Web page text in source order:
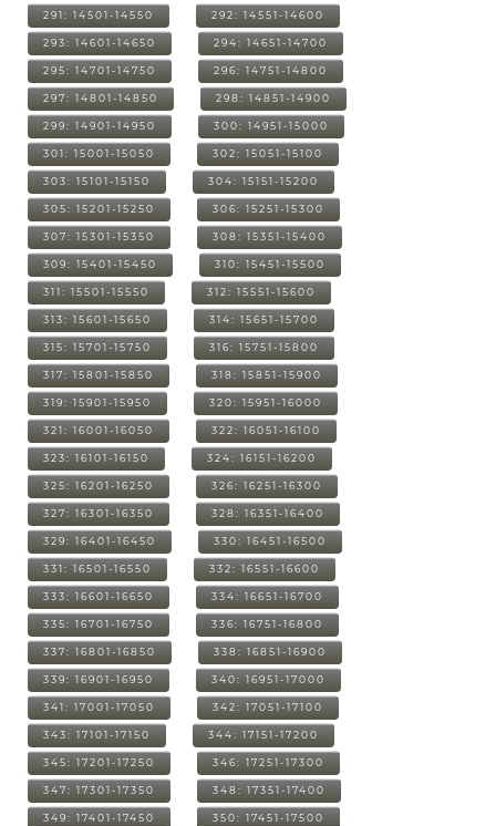
291: 14501-14550 292: 14551-14600
293: 14601-14650 294: 14651-14700
295: 14701-14750 296: 14751-14800
297: 14801-14850 298: 14851-14900
299: 14901-14950 300: 14951-15000
301: 15001-15050 302: 15051-15100
303: 15101-15150 304: 15151-15200
305: 15201-15250 306: 15251-15300
307: 15301-15350 308: 15351-15400
309: 15401-15450 310: 15451-15500
311: 15501-15550 312: 15551-15600
313: 15601-15650 314: 15651-15700
315: 15701-15750 316: 15751-15800
317: 15801-15850 318: 15851-15900
319: 15901-15950 320: 15951-16000
321: 16001-16050 322: 16051-16100
323: 16101-16150 324: 16151-16200
325: 16201-16250 326: 16251-16300
327: 16301-16350 328: 16351-16400
329: 16401-16450 330: 16451-16500
331: 16501-16550 332: 16551-16600
333: 16601-16650 334: 16651-16700
335: 16701-16750 336: 16751-16800
337: 16801-16850 338: 16851-16900
339: 16901-16950 340: 16951-17000
341: 17001-17050 342: 17051-17100
343: 17101-17150 344: 17151-17200
345: 17201-17250 346: 17251-17300
347: 17301-17350 348: 17351-17400
349: 17401-17450 350: 17451-17500